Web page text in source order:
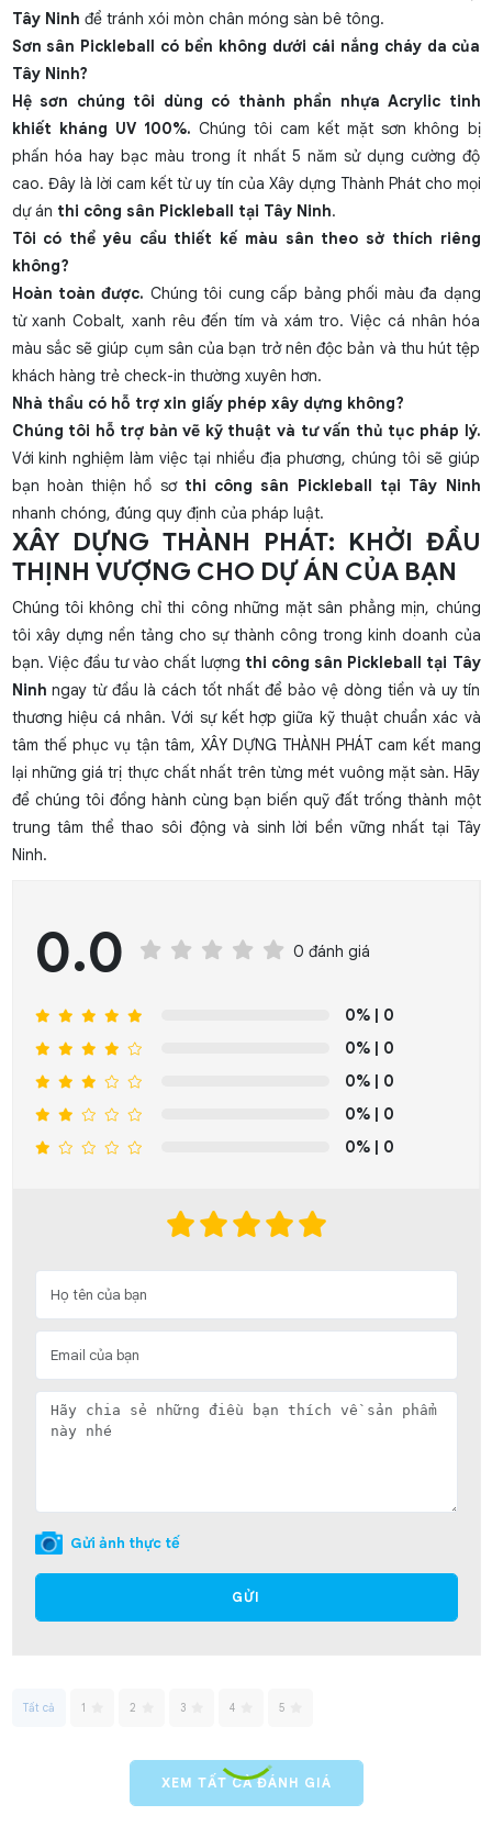
Tây Ninh để tránh xói mòn chân móng sàn bê tông.
Sơn sân Pickleball có bền không dưới cái nắng cháy da của
Tây Ninh?
Hệ sơn chúng tôi dùng có thành phần nhựa Acrylic tinh
khiết kháng UV 100%. Chúng tôi cam kết mặt sơn không bị
phấn hóa hay bạc màu trong ít nhất 5 năm sử dụng cường độ
cao. Đây là lời cam kết từ uy tín của Xây dựng Thành Phát cho mọi
dự án thi công sân Pickleball tại Tây Ninh.
Tôi có thể yêu cầu thiết kế màu sân theo sở thích riêng
không?
Hoàn toàn được. Chúng tôi cung cấp bảng phối màu đa dạng
từ xanh Cobalt, xanh rêu đến tím và xám tro. Việc cá nhân hóa
màu sắc sẽ giúp cụm sân của bạn trở nên độc bản và thu hút tệp
khách hàng trẻ check-in thường xuyên hơn.
Nhà thầu có hỗ trợ xin giấy phép xây dựng không?
Chúng tôi hỗ trợ bản vẽ kỹ thuật và tư vấn thủ tục pháp lý.
Với kinh nghiệm làm việc tại nhiều địa phương, chúng tôi sẽ giúp
bạn hoàn thiện hồ sơ thi công sân Pickleball tại Tây Ninh
nhanh chóng, đúng quy định của pháp luật.
XÂY DỰNG THÀNH PHÁT: KHỞI ĐẦU
THỊNH VƯỢNG CHO DỰ ÁN CỦA BẠN
Chúng tôi không chỉ thi công những mặt sân phẳng mịn, chúng
tôi xây dựng nền tảng cho sự thành công trong kinh doanh của
bạn. Việc đầu tư vào chất lượng thi công sân Pickleball tại Tây
Ninh ngay từ đầu là cách tốt nhất để bảo vệ dòng tiền và uy tín
thương hiệu cá nhân. Với sự kết hợp giữa kỹ thuật chuẩn xác và
tâm thế phục vụ tận tâm, XÂY DỰNG THÀNH PHÁT cam kết mang
lại những giá trị thực chất nhất trên từng mét vuông mặt sàn. Hãy
để chúng tôi đồng hành cùng bạn biến quỹ đất trống thành một
trung tâm thể thao sôi động và sinh lời bền vững nhất tại Tây
Ninh.
0.0 0 đánh giá
0% | 0
0% | 0
0% | 0
0% | 0
0% | 0
Gửi ảnh thực tế
GỬI
Tất cả 1 2 3 4 5
XEM TẤT CẢ ĐÁNH GIÁ